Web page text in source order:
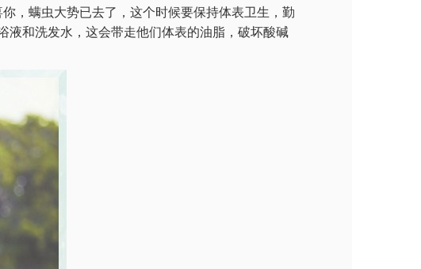
，螨虫大势已去了，这个时候要保持体表卫生，勤
液和洗发水，这会带走他们体表的油脂，破坏酸碱